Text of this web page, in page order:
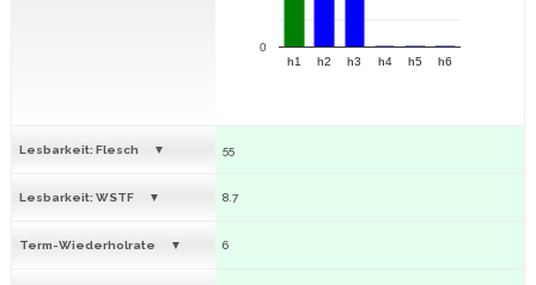
h1 h2 h3 h4 h5 h6
0
Lesbarkeit: Flesch 55
Lesbarkeit: WSTF 8.7
Term-Wiederholrate 6